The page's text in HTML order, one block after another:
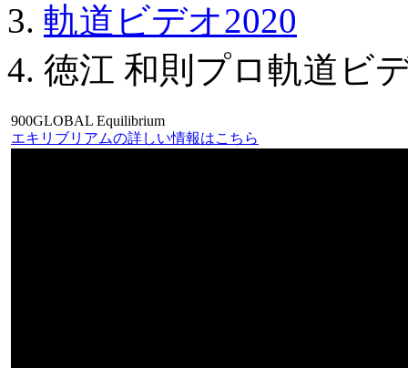
軌道ビデオ2020
徳江 和則プロ軌道ビ
900GLOBAL Equilibrium
エキリブリアムの詳しい情報はこちら